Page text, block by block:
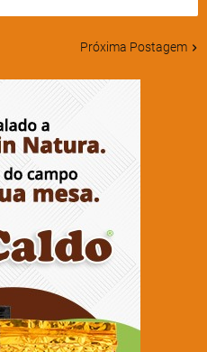
Próxima Postagem